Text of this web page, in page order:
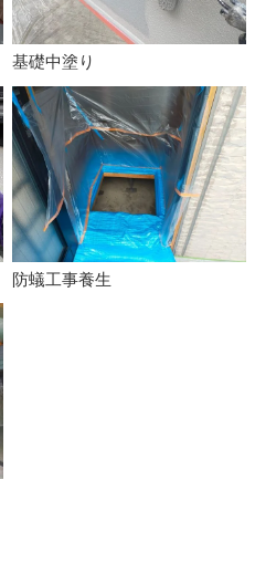
基礎中塗り
防蟻工事養生